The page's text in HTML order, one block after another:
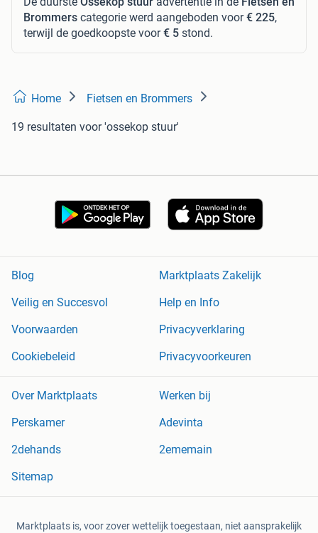
Brommers categorie werd aangeboden voor€ 225,
terwijl de goedkoopste voor€ 5 stond.
Home Fietsen en Brommers
19 resultaten voor 'ossekop stuur'
Blog
Marktplaats Zakelijk
Veilig en Succesvol
Help en Info
Voorwaarden
Privacyverklaring
Cookiebeleid
Privacyvoorkeuren
Over Marktplaats
Werken bij
Perskamer
Adevinta
2dehands
2ememain
Sitemap
Marktplaats is, voor zover wettelijk toegestaan, niet aansprakelijk